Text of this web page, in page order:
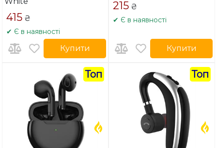
415 ₴
✔ Є в наявності
Купити
215 ₴
✔ Є в наявності
Купити
Топ Топ